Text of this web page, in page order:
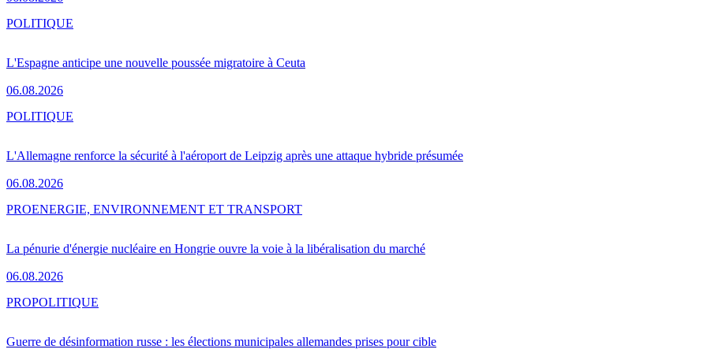
L'Espagne anticipe une nouvelle poussée migratoire à Ceuta
06.08.2026
POLITIQUE
L'Allemagne renforce la sécurité à l'aéroport de Leipzig après une attaque hybride présumée
06.08.2026
POLITIQUE
La pénurie d'énergie nucléaire en Hongrie ouvre la voie à la libéralisation du marché
06.08.2026
PROENERGIE, ENVIRONNEMENT ET TRANSPORT
Guerre de désinformation russe : les élections municipales allemandes prises pour cible
PROPOLITIQUE